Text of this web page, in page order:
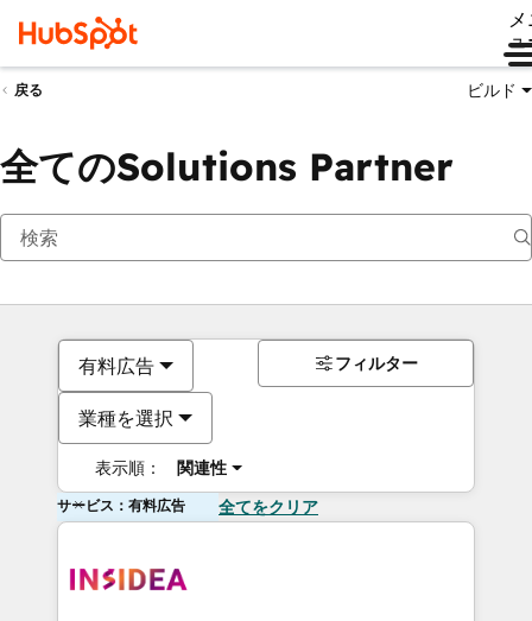
ュ
戻る ビルド
全てのSolutions Partner
有料広告
業種を選択
表示順： 関連性
フィルター
サービス：有料広告 全てをクリア